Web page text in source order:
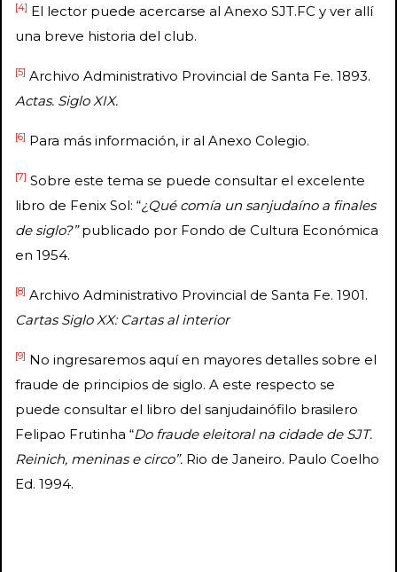
[4] El lector puede acercarse al Anexo SJT.FC y ver allí
una breve historia del club.
[5] Archivo Administrativo Provincial de Santa Fe. 1893.
Actas. Siglo XIX.
[6] Para más información, ir al Anexo Colegio.
[7] Sobre este tema se puede consultar el excelente
libro de Fenix Sol: “¿Qué comía un sanjudaíno a finales
de siglo?”publicado por Fondo de Cultura Económica
en 1954.
[8] Archivo Administrativo Provincial de Santa Fe. 1901.
Cartas Siglo XX: Cartas al interior
[9] No ingresaremos aquí en mayores detalles sobre el
fraude de principios de siglo. A este respecto se
puede consultar el libro del sanjudainófilo brasilero
Felipao Frutinha “Do fraude eleitoral na cidade de SJT.
Reinich, meninas e circo”. Rio de Janeiro. Paulo Coelho
Ed. 1994.